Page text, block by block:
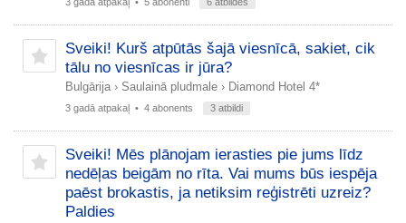
Sveiki! Kurš atpūtās šajā viesnīcā, sakiet, cik
tālu no viesnīcas ir jūra?
Bulgārija › Saulainā pludmale › Diamond Hotel 4*
3 gadā atpakaļ • 4 abonents 3 atbildi
Sveiki! Mēs plānojam ierasties pie jums līdz
nedēļas beigām no rīta. Vai mums būs iespēja
paēst brokastis, ja netiksim reģistrēti uzreiz?
Paldies